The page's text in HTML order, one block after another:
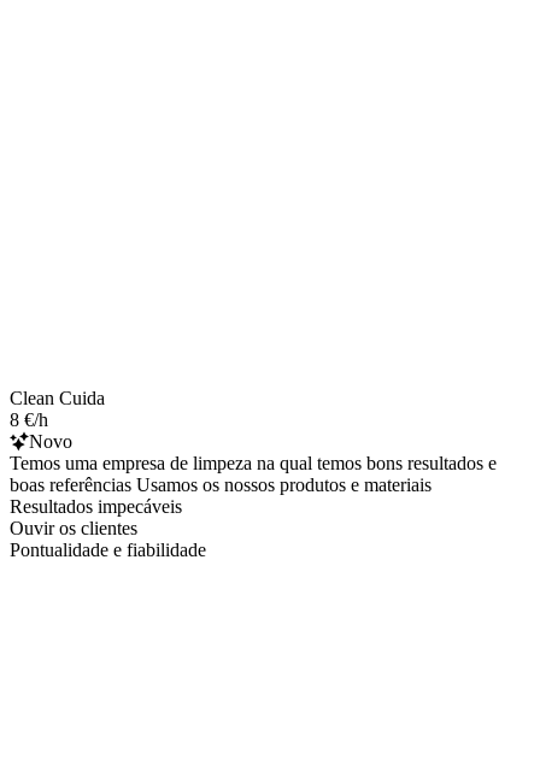
Clean Cuida
8 €/h
Novo
Temos uma empresa de limpeza na qual temos bons resultados e
boas referências Usamos os nossos produtos e materiais
Resultados impecáveis
Ouvir os clientes
Pontualidade e fiabilidade